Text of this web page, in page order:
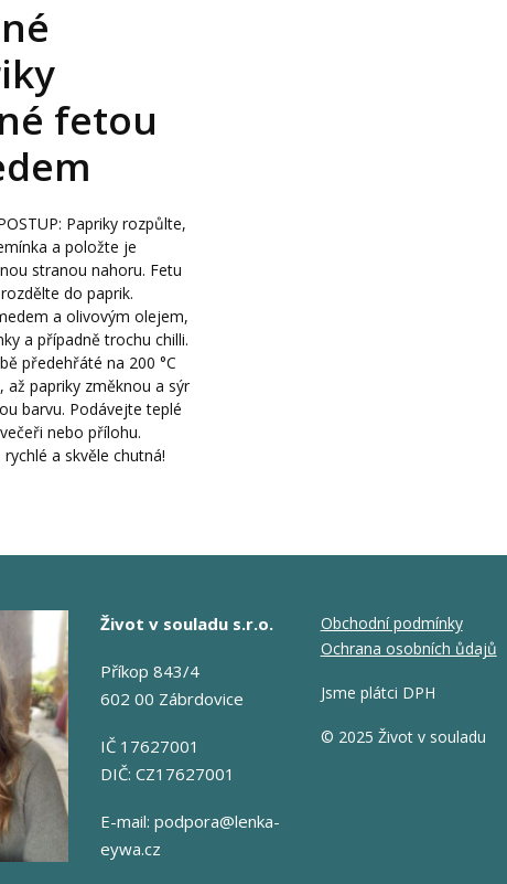
fetou
Papriky rozpůlte,
a položte je
stranou nahoru. Fetu
do paprik.
a olivovým olejem,
a případně trochu chilli.
předehřáté na 200 °C
až papriky změknou a sýr
barvu. Podávejte teplé
nebo přílohu.
rychlé a skvěle chutná!
Život v souladu s.r.o.
Příkop 843/4
602 00 Zábrdovice
IČ 17627001
DIČ: CZ17627001
E-mail: podpora@lenka-
eywa.cz
Obchodní podmínky
Ochrana osobních ůdajů
Jsme plátci DPH
© 2025 Život v souladu